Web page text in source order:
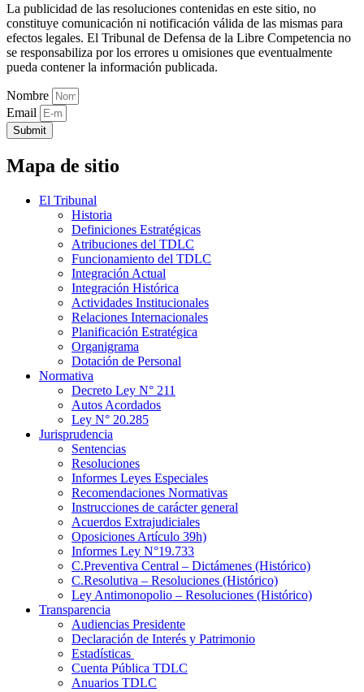
La publicidad de las resoluciones contenidas en este sitio, no
constituye comunicación ni notificación válida de las mismas para
efectos legales. El Tribunal de Defensa de la Libre Competencia no
se responsabiliza por los errores u omisiones que eventualmente
pueda contener la información publicada.
Nombre
Email
Submit
Mapa de sitio
El Tribunal
Historia
Definiciones Estratégicas
Atribuciones del TDLC
Funcionamiento del TDLC
Integración Actual
Integración Histórica
Actividades Institucionales
Relaciones Internacionales
Planificación Estratégica
Organigrama
Dotación de Personal
Normativa
Decreto Ley N° 211
Autos Acordados
Ley N° 20.285
Jurisprudencia
Sentencias
Resoluciones
Informes Leyes Especiales
Recomendaciones Normativas
Instrucciones de carácter general
Acuerdos Extrajudiciales
Oposiciones Artículo 39h)
Informes Ley N°19.733
C.Preventiva Central – Dictámenes (Histórico)
C.Resolutiva – Resoluciones (Histórico)
Ley Antimonopolio – Resoluciones (Histórico)
Transparencia
Audiencias Presidente
Declaración de Interés y Patrimonio
Estadísticas
Cuenta Pública TDLC
Anuarios TDLC